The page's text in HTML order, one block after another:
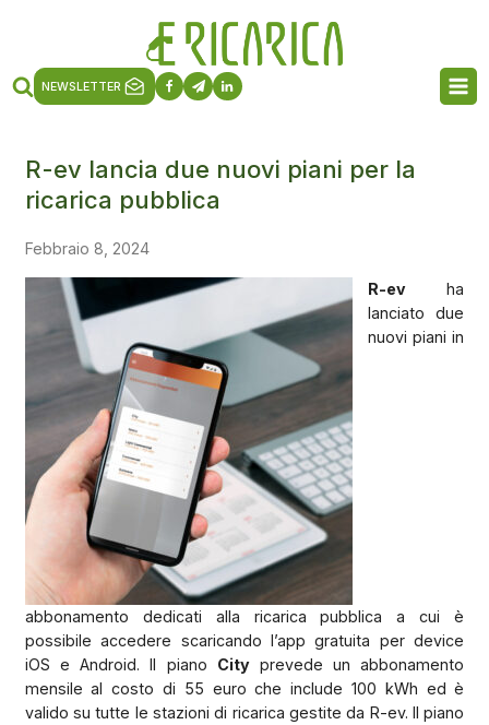
NEWSLETTER
R-ev lancia due nuovi piani per la
ricarica pubblica
Febbraio 8, 2024
R-evha
lanciato due
nuovi piani in
abbonamento dedicati alla ricarica pubblica a cui è
possibile accedere scaricando l’app gratuita per device
iOS e Android. Il piano Cityprevede un abbonamento
mensile al costo di 55 euro che include 100 kWh ed è
valido su tutte le stazioni di ricarica gestite da R-ev. Il piano